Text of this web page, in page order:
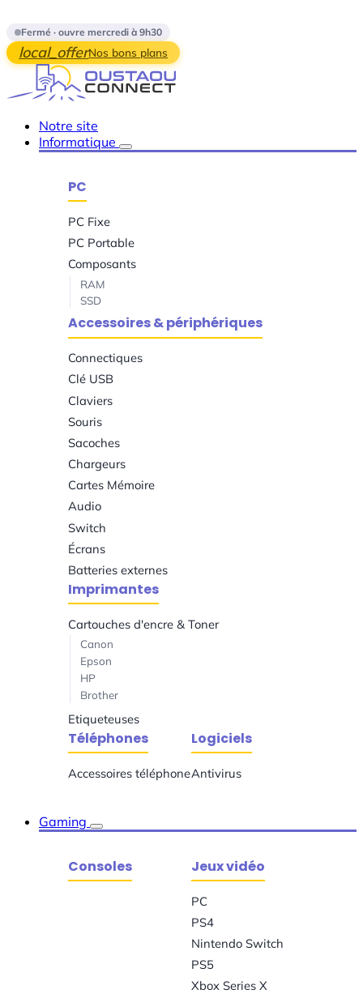
Fermé · ouvre mercredi à 9h30
local_offerNos bons plans
Notre site
Informatique
PC
PC Fixe
PC Portable
Composants
RAM
SSD
Accessoires & périphériques
Connectiques
Clé USB
Claviers
Souris
Sacoches
Chargeurs
Cartes Mémoire
Audio
Switch
Écrans
Batteries externes
Imprimantes
Cartouches d'encre & Toner
Canon
Epson
HP
Brother
Etiqueteuses
Téléphones
Accessoires téléphone
Logiciels
Antivirus
Gaming
Consoles Jeux vidéo
PC
PS4
Nintendo Switch
PS5
Xbox Series X